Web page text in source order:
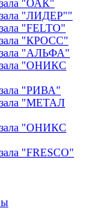
"ОАК"
зала "ЛИДЕР""
"FELTO"
зала "КРОСС"
зала "АЛЬФА"
зала "ОНИКС
"РИВА"
зала "МЕТАЛ
зала "ОНИКС
"FRESCO"